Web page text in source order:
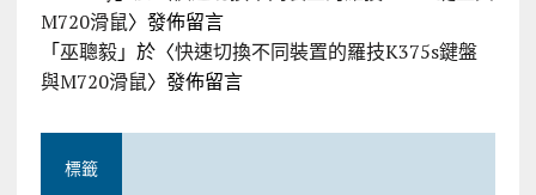
M720滑鼠〉發佈留言
「巫聰毅」於〈快速切換不同裝置的羅技K375s鍵盤
與M720滑鼠〉發佈留言
標籤